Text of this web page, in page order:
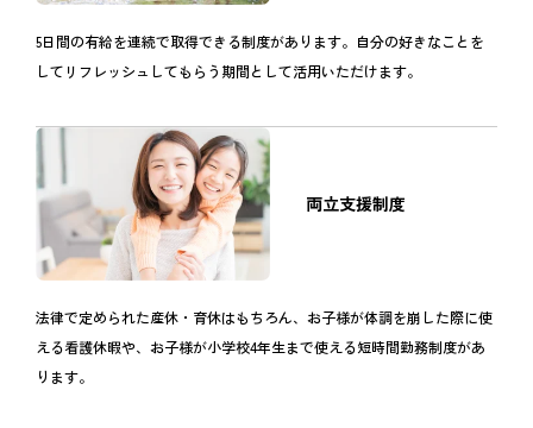
5日間の有給を連続で取得できる制度があります。自分の好きなことを
してリフレッシュしてもらう期間として活用いただけます。
両立支援制度
法律で定められた産休・育休はもちろん、お子様が体調を崩した際に使
える看護休暇や、お子様が小学校4年生まで使える短時間勤務制度があ
ります。